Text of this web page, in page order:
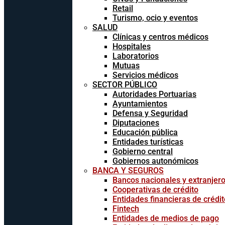
Retail
Turismo, ocio y eventos
SALUD
Clínicas y centros médicos
Hospitales
Laboratorios
Mutuas
Servicios médicos
SECTOR PÚBLICO
Autoridades Portuarias
Ayuntamientos
Defensa y Seguridad
Diputaciones
Educación pública
Entidades turísticas
Gobierno central
Gobiernos autonómicos
BANCA Y SEGUROS
Bancos nacionales y
Cooperativas de crédito
Entidades financieras de
Fintech
Entidades de medios de pago